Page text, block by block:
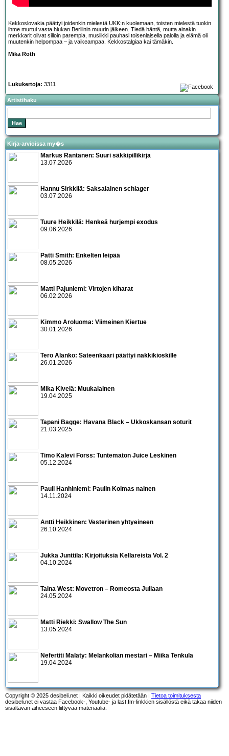
Kekkoslovakia päättyi joidenkin mielestä UKK:n kuolemaan, toisten mielestä tuokin
ihme murtui vasta hiukan Berliinin muurin jälkeen. Tiedä häntä, mutta ainakin
merkkarit olivat silloin parempia, musiikki pauhasi toisenlaisella palolla ja elämä oli
muutenkin helpompaa – ja vaikeampaa. Kekkostalgiaa kai tämäkin.
Mika Roth
Lukukertoja: 3311
Artistihaku
Kirja-arvioissa my�s
Markus Rantanen: Suuri säkkipillikirja
13.07.2026
Hannu Sirkkilä: Saksalainen schlager
03.07.2026
Tuure Heikkilä: Henkeä hurjempi exodus
09.06.2026
Patti Smith: Enkelten leipää
08.05.2026
Matti Pajuniemi: Virtojen kiharat
06.02.2026
Kimmo Aroluoma: Viimeinen Kiertue
30.01.2026
Tero Alanko: Sateenkaari päättyi nakkikioskille
26.01.2026
Mika Kivelä: Muukalainen
19.04.2025
Tapani Bagge: Havana Black – Ukkoskansan soturit
21.03.2025
Timo Kalevi Forss: Tuntematon Juice Leskinen
05.12.2024
Pauli Hanhiniemi: Paulin Kolmas nainen
14.11.2024
Antti Heikkinen: Vesterinen yhtyeineen
26.10.2024
Jukka Junttila: Kirjoituksia Kellareista Vol. 2
04.10.2024
Taina West: Movetron – Romeosta Juliaan
24.05.2024
Matti Riekki: Swallow The Sun
13.05.2024
Nefertiti Malaty: Melankolian mestari – Miika Tenkula
19.04.2024
Copyright © 2025 desibeli.net | Kaikki oikeudet pidätetään | Tietoa toimituksesta
desibeli.net ei vastaa Facebook-, Youtube- ja last.fm-linkkien sisällöstä eikä takaa niiden
sisältävän aiheeseen liittyvää materiaalia.